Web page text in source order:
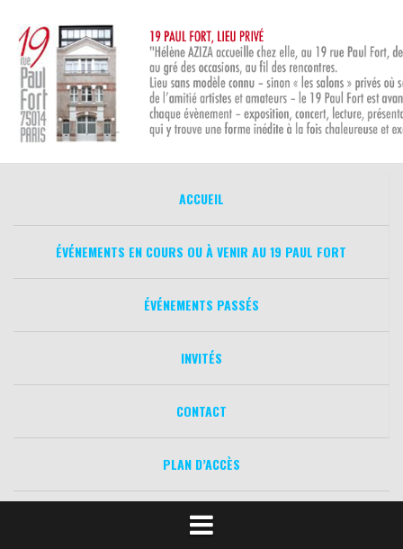
contenu
ACCUEIL
ÉVÉNEMENTS EN COURS OU À VENIR AU 19 PAUL FORT
ÉVÉNEMENTS PASSÉS
INVITÉS
CONTACT
PLAN D’ACCÈS